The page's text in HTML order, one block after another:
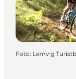
Foto: Lemvig